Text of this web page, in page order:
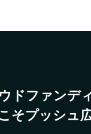
ドファンデ
そプッシュ